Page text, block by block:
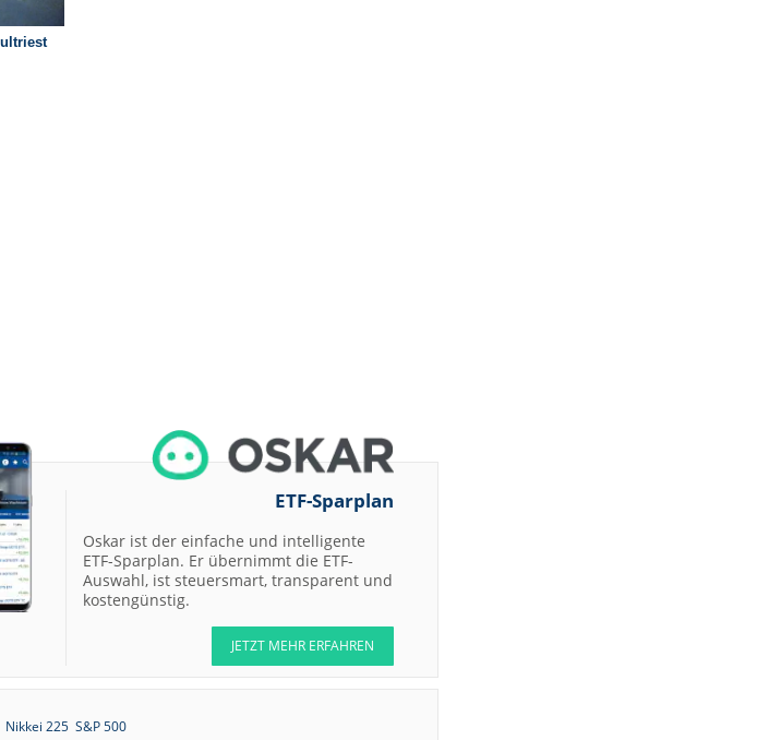
ETF-Sparplan
Oskar ist der einfache und intelligente
ETF-Sparplan. Er übernimmt die ETF-
Auswahl, ist steuersmart, transparent und
kostengünstig.
JETZT MEHR ERFAHREN
Nikkei 225 S&P 500